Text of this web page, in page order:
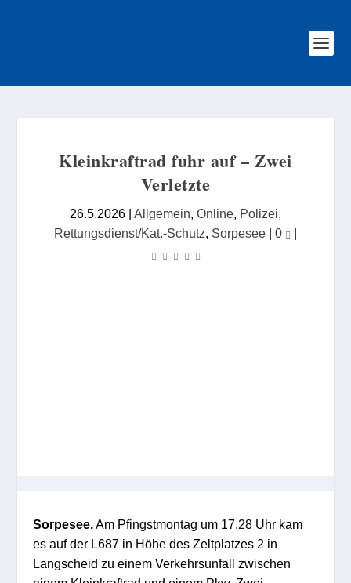
Kleinkraftrad fuhr auf – Zwei
Verletzte
26.5.2026 | Allgemein, Online, Polizei,
Rettungsdienst/Kat.-Schutz, Sorpesee | 0 |
Sorpesee. Am Pfingstmontag um 17.28 Uhr kam
es auf der L687 in Höhe des Zeltplatzes 2 in
Langscheid zu einem Verkehrsunfall zwischen